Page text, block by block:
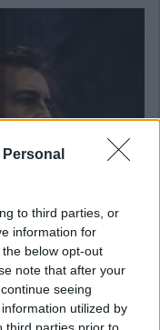
to third parties, or
information for
below opt-out
note that after your
seeing
utilized by
third parties prior to
3 napja